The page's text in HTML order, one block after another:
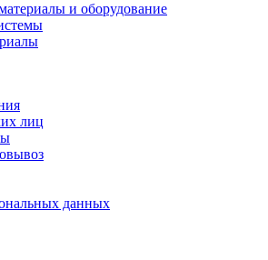
и оборудование
лиц
данных